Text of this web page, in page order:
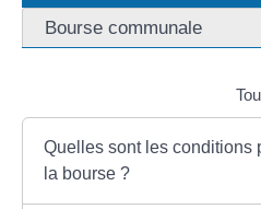
Bourse communale
Quelles sont les conditions
la bourse ?